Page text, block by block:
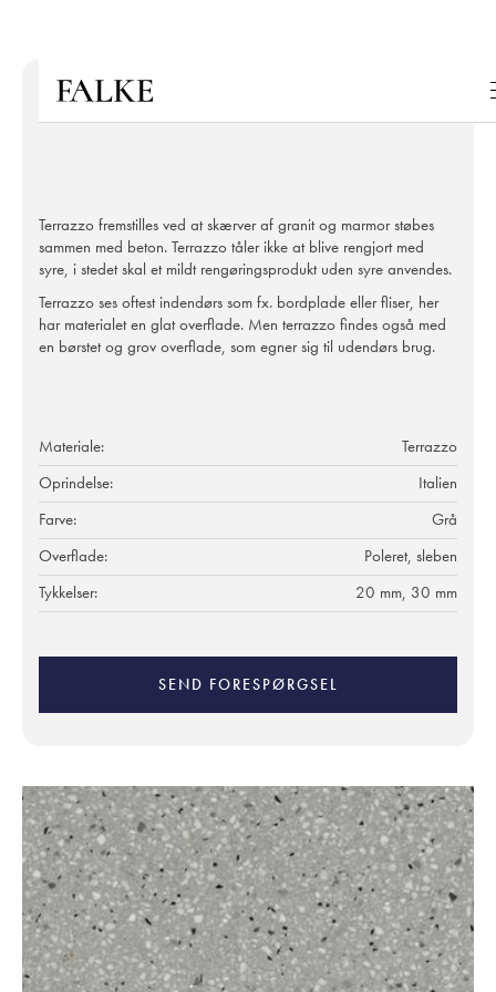
Terrazzo fremstilles ved at skærver af granit og marmor støbes
sammen med beton. Terrazzo tåler ikke at blive rengjort med
syre, i stedet skal et mildt rengøringsprodukt uden syre anvendes.
Terrazzo ses oftest indendørs som fx. bordplade eller fliser, her
har materialet en glat overflade. Men terrazzo findes også med
en børstet og grov overflade, som egner sig til udendørs brug.
Materiale:
Terrazzo
Oprindelse:
Italien
Farve:
Grå
Overflade:
Poleret, sleben
Tykkelser:
20 mm, 30 mm
SEND FORESPØRGSEL